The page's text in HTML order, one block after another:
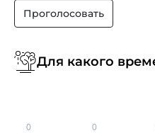
Проголосовать
Для какого